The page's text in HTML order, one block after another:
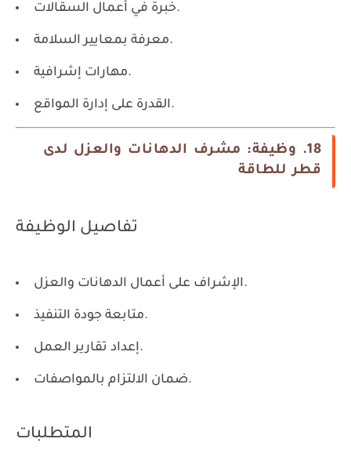
خبرة في أعمال السقالات.
معرفة بمعايير السلامة.
مهارات إشرافية.
القدرة على إدارة المواقع.
18. وظيفة: مشرف الدهانات والعزل لدى
قطر للطاقة
تفاصيل الوظيفة
الإشراف على أعمال الدهانات والعزل.
متابعة جودة التنفيذ.
إعداد تقارير العمل.
ضمان الالتزام بالمواصفات.
المتطلبات